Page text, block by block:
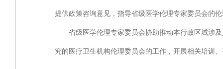
提供政策咨询意见，指导省级医学伦理专家委员会的
省级医学伦理专家委员会协助推动本行政区域涉及
究的医疗卫生机构伦理委员会的工作，开展相关培训